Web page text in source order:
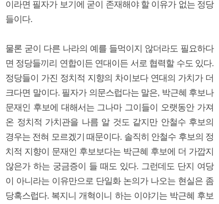
이라면 필자가 보기에 굳이 존재해야 할 이유가 없는 정당
들이다.
물론 굳이 다른 나라의 예를 들먹이지 않더라도 필요하다
면 정당들끼리 연합이든 연대이든 서로 협력할 수도 있다.
정당들이 가진 정치적 지향의 차이보다 연대의 가치가 더
크다면 말이다. 필자가 의문스럽다는 말은, 박근혜 후보나
문재인 후보에 대해서는 그나마 그이들이 오랫동안 가져
온 정치적 가치관을 나름 알 것도 같지만 안철수 후보의
경우는 전혀 모르겠기 때문이다. 솔직히 안철수 후보의 정
치적 지향이 문재인 후보보다는 박근혜 후보에 더 가깝지
않은가 하는 궁금증이 들 때도 있다. 그런데도 단지 여당
이 아니라는 이유만으로 단일화 논의가 나오는 현실은 좀
당혹스럽다. 복지니 개혁이니 하는 이야기는 박근혜 후보